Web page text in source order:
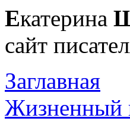
Екатерина
сайт
Заглавная
Жизненный